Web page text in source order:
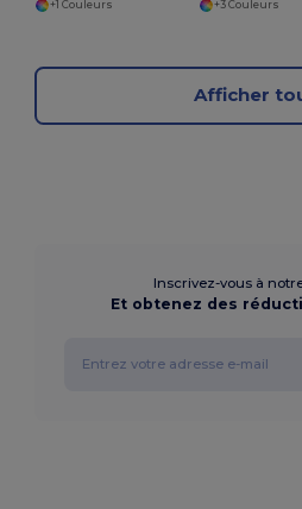
+1 Couleurs
+3 Couleurs
Afficher
Inscrivez-vous à
Et obtenez des